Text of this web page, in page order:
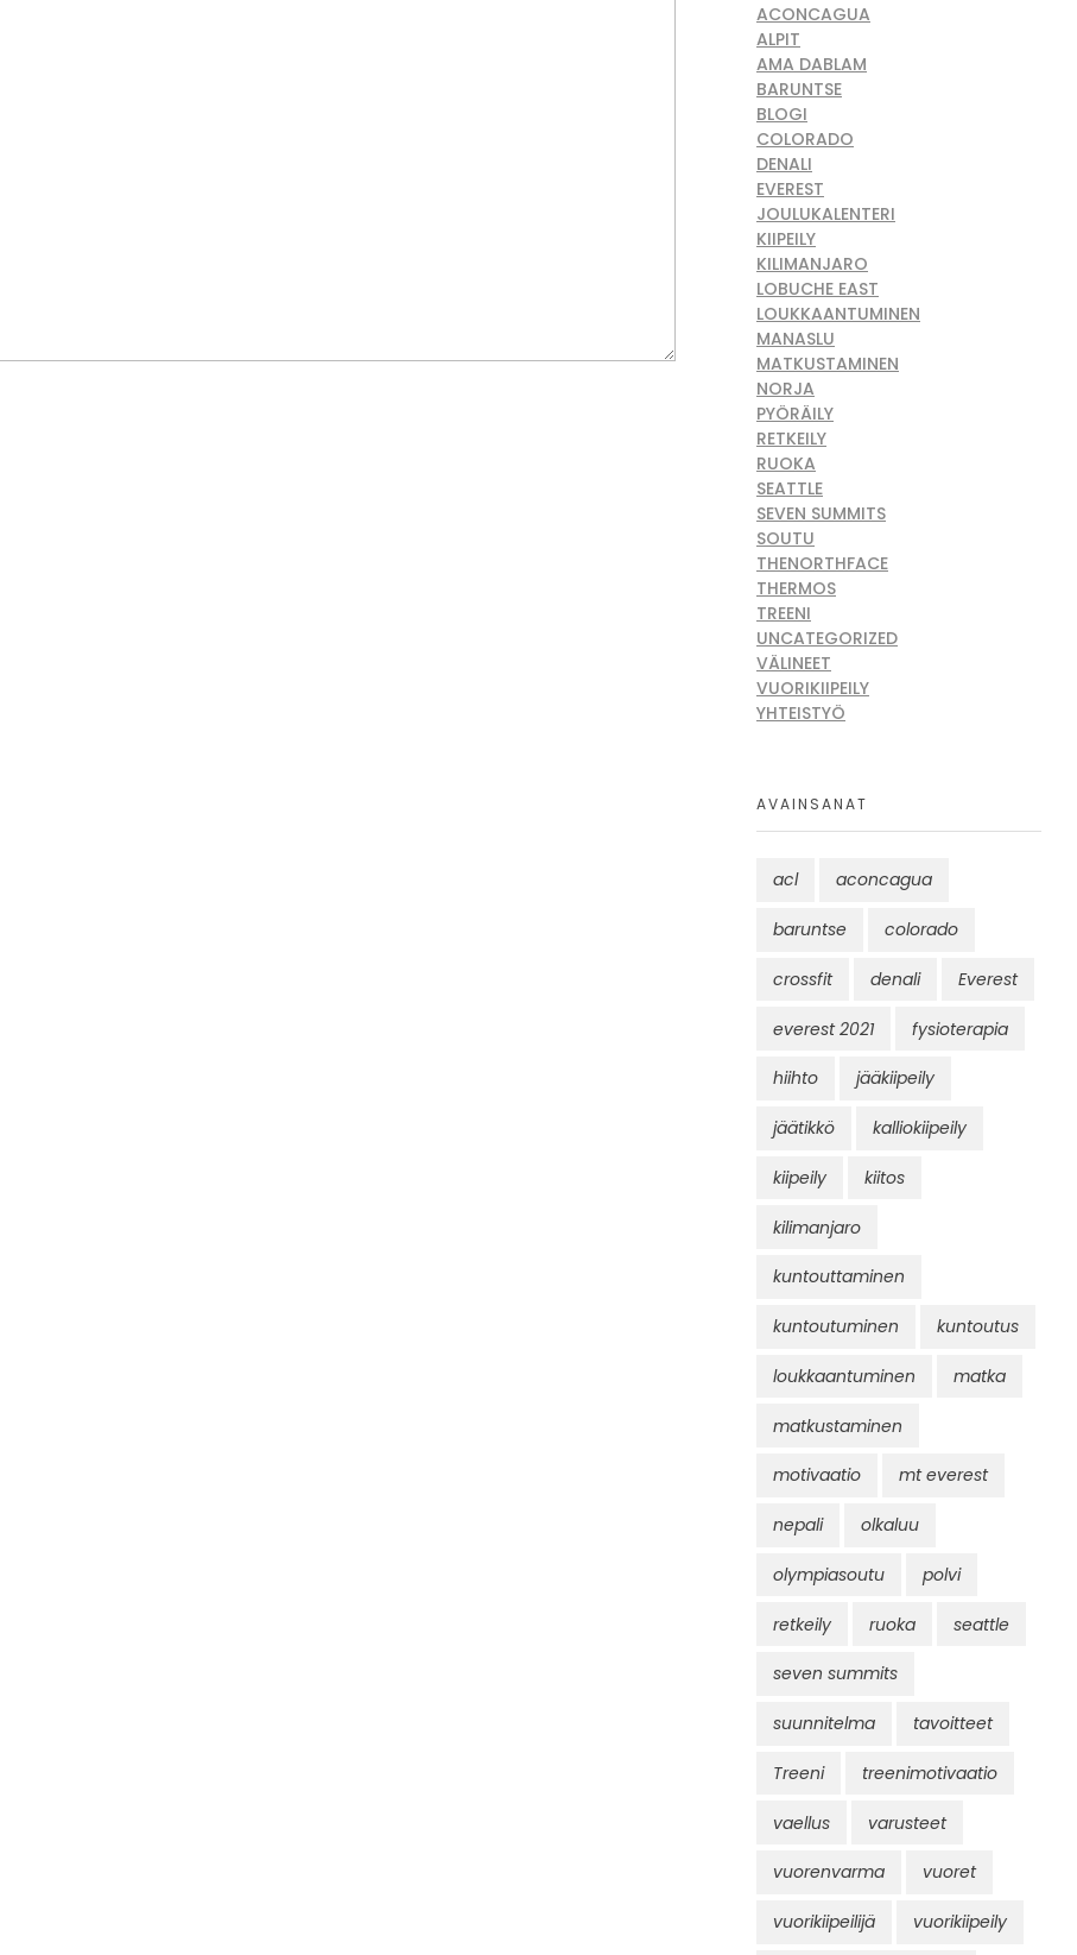
ACONCAGUA
ALPIT
AMA DABLAM
BARUNTSE
BLOGI
COLORADO
DENALI
EVEREST
JOULUKALENTERI
KIIPEILY
KILIMANJARO
LOBUCHE EAST
LOUKKAANTUMINEN
MANASLU
MATKUSTAMINEN
NORJA
PYÖRÄILY
RETKEILY
RUOKA
SEATTLE
SEVEN SUMMITS
SOUTU
THENORTHFACE
THERMOS
TREENI
UNCATEGORIZED
VÄLINEET
VUORIKIIPEILY
YHTEISTYÖ
AVAINSANAT
acl aconcagua
baruntse colorado
crossfit denali Everest
everest 2021 fysioterapia
hiihto jääkiipeily
jäätikkö kalliokiipeily
kiipeily kiitos
kilimanjaro
kuntouttaminen
kuntoutuminen kuntoutus
loukkaantuminen matka
matkustaminen
motivaatio mt everest
nepali olkaluu
olympiasoutu polvi
retkeily ruoka seattle
seven summits
suunnitelma tavoitteet
Treeni treenimotivaatio
vaellus varusteet
vuorenvarma vuoret
vuorikiipeilijä vuorikiipeily